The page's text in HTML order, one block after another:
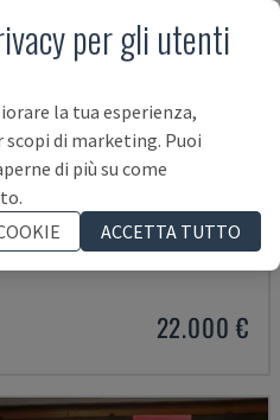
22.000 €
per gli utenti
la tua esperienza,
di marketing. Puoi
di più su come
ACCETTA TUTTO